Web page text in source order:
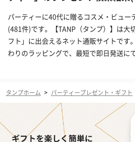
パーティーに40代に贈るコスメ・ビュー
(481件)です。【TANP（タンプ）】は大
フト」に出会えるネット通販サイトです
わりのラッピングで、最短で即日発送に
タンプホーム > パーティープレゼント・ギフト